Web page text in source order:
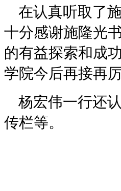
在认真听取了
十分感谢施隆光
的有益探索和成
学院今后再接再
杨宏伟一行还
传栏等。